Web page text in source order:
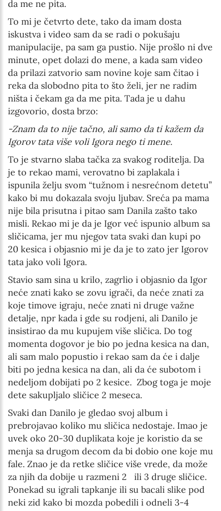
da me ne pita.
To mi je četvrto dete, tako da imam dosta
iskustva i video sam da se radi o pokušaju
manipulacije, pa sam ga pustio. Nije prošlo ni dve
minute, opet dolazi do mene, a kada sam video
da prilazi zatvorio sam novine koje sam čitao i
reka da slobodno pita to što želi, jer ne radim
ništa i čekam ga da me pita. Tada je u dahu
izgovorio, dosta brzo:
-Znam da to nije tačno, ali samo da ti kažem da
Igorov tata više voli Igora nego ti mene.
To je stvarno slaba tačka za svakog roditelja. Da
je to rekao mami, verovatno bi zaplakala i
ispunila želju svom “tužnom i nesrećnom detetu”
kako bi mu dokazala svoju ljubav. Sreća pa mama
nije bila prisutna i pitao sam Danila zašto tako
misli. Rekao mi je da je Igor već ispunio album sa
sličicama, jer mu njegov tata svaki dan kupi po
20 kesica i objasnio mi je da je to zato jer Igorov
tata jako voli Igora.
Stavio sam sina u krilo, zagrlio i objasnio da Igor
neće znati kako se zovu igrači, da neće znati za
koje timove igraju, neće znati ni druge važne
detalje, npr kada i gde su rodjeni, ali Danilo je
insistirao da mu kupujem više sličica. Do tog
momenta dogovor je bio po jedna kesica na dan,
ali sam malo popustio i rekao sam da će i dalje
biti po jedna kesica na dan, ali da će subotom i
nedeljom dobijati po 2 kesice. Zbog toga je moje
dete sakupljalo sličice 2 meseca.
Svaki dan Danilo je gledao svoj album i
prebrojavao koliko mu sličica nedostaje. Imao je
uvek oko 20-30 duplikata koje je koristio da se
menja sa drugom decom da bi dobio one koje mu
fale. Znao je da retke sličice više vrede, da može
za njih da dobije u razmeni 2 ili 3 druge sličice.
Ponekad su igrali tapkanje ili su bacali slike pod
neki zid kako bi mozda pobedili i odneli 3-4